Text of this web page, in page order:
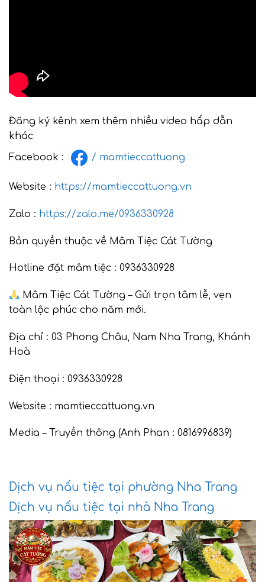
Đăng ký kênh xem thêm nhiều video hấp dẫn
khác
Facebook : / mamtieccattuong
Website : https://mamtieccattuong.vn
Zalo : https://zalo.me/0936330928
Bản quyền thuộc về Mâm Tiệc Cát Tường
Hotline đặt mâm tiệc : 0936330928
Mâm Tiệc Cát Tường – Gửi trọn tâm lễ, vẹn
toàn lộc phúc cho năm mới.
Địa chỉ : 03 Phong Châu, Nam Nha Trang, Khánh
Hoà
Điện thoại : 0936330928
Website : mamtieccattuong.vn
Media – Truyền thông (Anh Phan : 0816996839)
Dịch vụ nấu tiệc tại phường Nha Trang
Dịch vụ nấu tiệc tại nhà Nha Trang